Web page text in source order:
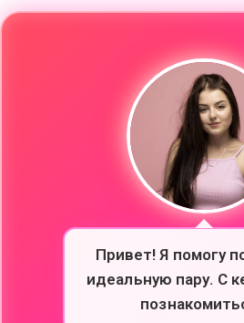
😘
Привет! Я помогу
идеальную пару. С